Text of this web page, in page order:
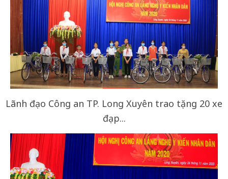
Lãnh đạo Công an TP. Long Xuyên trao tặng 20 xe
đạp...